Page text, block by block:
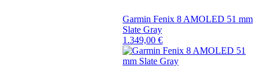
Garmin Fenix 8 AMOLED 51 mm
Slate Gray
1.349,00 €